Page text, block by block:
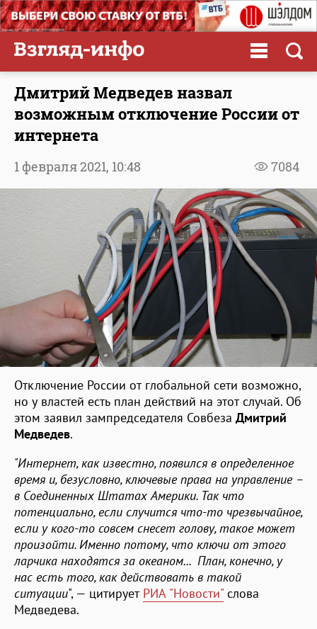
Дмитрий Медведев назвал
возможным отключение России от
интернета
7084
1 февраля 2021, 10:48
Отключение России от глобальной сети возможно,
но у властей есть план действий на этот случай. Об
этом заявил зампредседателя Совбеза Дмитрий
Медведев.
"Интернет, как известно, появился в определенное
время и, безусловно, ключевые права на управление –
в Соединенных Штатах Америки. Так что
потенциально, если случится что-то чрезвычайное,
если у кого-то совсем снесет голову, такое может
произойти. Именно потому, что ключи от этого
ларчика находятся за океаном... План, конечно, у
нас есть того, как действовать в такой
ситуации", — цитирует РИА "Новости" слова
Медведева.